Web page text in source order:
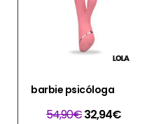
barbie psicóloga
54,90€32,94€